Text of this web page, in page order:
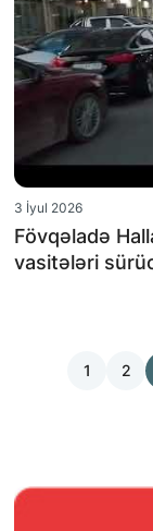
3 İyul 2026
Fövqəladə
vasitələri
1 2